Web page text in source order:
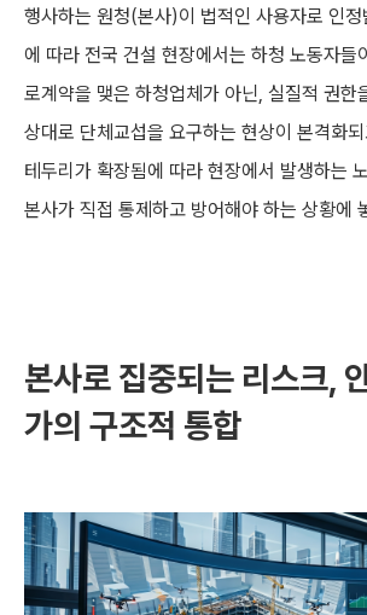
행사하는 원청(본사)이 법적인 사용자로 인정
에 따라 전국 건설 현장에서는 하청 노동자들
로계약을 맺은 하청업체가 아닌, 실질적 권한
상대로 단체교섭을 요구하는 현상이 본격화
테두리가 확장됨에 따라 현장에서 발생하는
본사가 직접 통제하고 방어해야 하는 상황에
본사로 집중되는 리스크,
가의 구조적 통합